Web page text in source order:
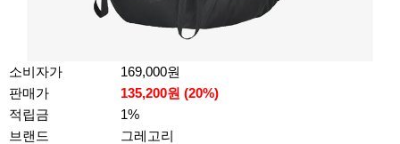
소비자가
169,000원
판매가
135,200원 (20%)
적립금
1%
브랜드
그레고리